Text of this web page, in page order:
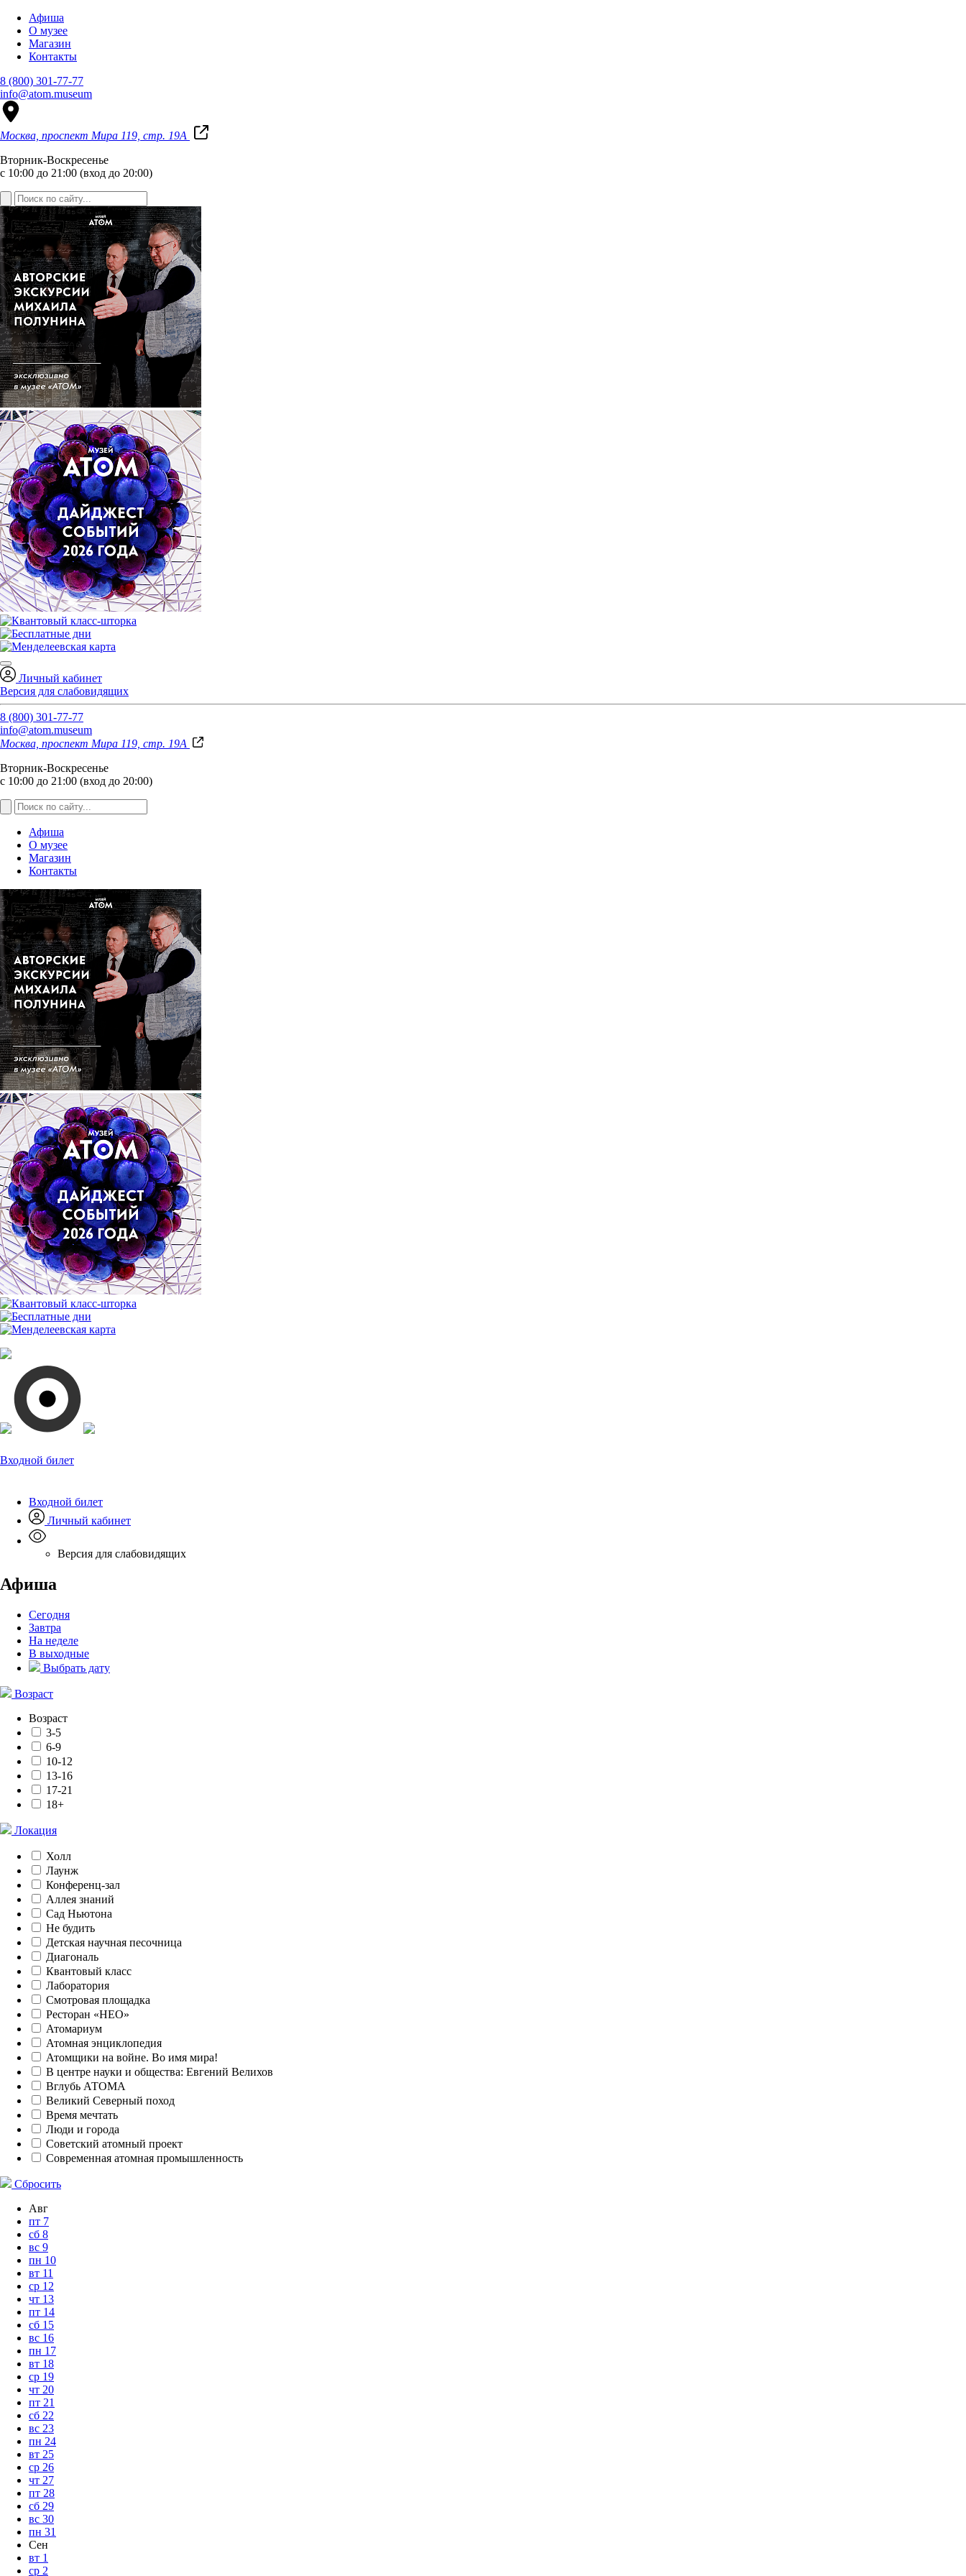
Афиша
О музее
Магазин
Контакты
8 (800) 301-77-77
info@atom.museum
Москва, проспект Мира 119, стр. 19А
Вторник-Воскресенье
с 10:00 до 21:00 (вход до 20:00)
Личный кабинет
Версия для слабовидящих
8 (800) 301-77-77
info@atom.museum
Москва, проспект Мира 119, стр. 19А
Вторник-Воскресенье
с 10:00 до 21:00 (вход до 20:00)
Афиша
О музее
Магазин
Контакты
Входной билет
Входной билет
Личный кабинет
Версия для слабовидящих
Афиша
Сегодня
Завтра
На неделе
В выходные
Выбрать дату
Возраст
Возраст
3-5
6-9
10-12
13-16
17-21
18+
Локация
Холл
Лаунж
Конференц-зал
Аллея знаний
Сад Ньютона
Не будить
Детская научная песочница
Диагональ
Квантовый класс
Лаборатория
Смотровая площадка
Ресторан «НЕО»
Атомариум
Атомная энциклопедия
Атомщики на войне. Во имя мира!
В центре науки и общества: Евгений Велихов
Вглубь АТОМА
Великий Северный поход
Время мечтать
Люди и города
Советский атомный проект
Современная атомная промышленность
Сбросить
Авг
пт 7
сб 8
вс 9
пн 10
вт 11
ср 12
чт 13
пт 14
сб 15
вс 16
пн 17
вт 18
ср 19
чт 20
пт 21
сб 22
вс 23
пн 24
вт 25
ср 26
чт 27
пт 28
сб 29
вс 30
пн 31
Сен
вт 1
ср 2